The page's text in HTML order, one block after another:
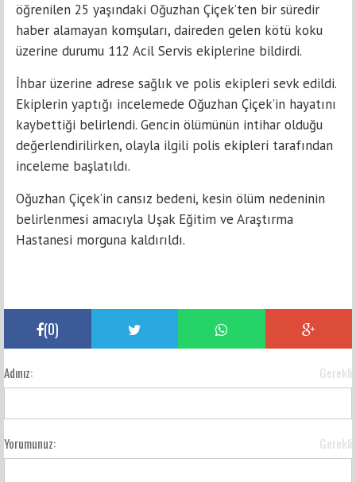
öğrenilen 25 yaşındaki Oğuzhan Çiçek’ten bir süredir
haber alamayan komşuları, daireden gelen kötü koku
üzerine durumu 112 Acil Servis ekiplerine bildirdi.
İhbar üzerine adrese sağlık ve polis ekipleri sevk edildi.
Ekiplerin yaptığı incelemede Oğuzhan Çiçek’in hayatını
kaybettiği belirlendi. Gencin ölümünün intihar olduğu
değerlendirilirken, olayla ilgili polis ekipleri tarafından
inceleme başlatıldı.
Oğuzhan Çiçek’in cansız bedeni, kesin ölüm nedeninin
belirlenmesi amacıyla Uşak Eğitim ve Araştırma
Hastanesi morguna kaldırıldı.
(0)
Adınız: Gerekli
Yorumunuz: Gerekli